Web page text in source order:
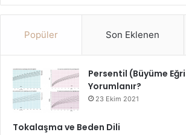
Popüler Son Eklenen
Persentil (Büyüme
Yorumlanır?
23 Ekim 2021
Tokalaşma ve Beden Dili